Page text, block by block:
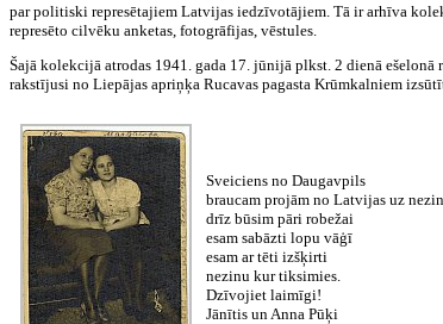
par politiski represētajiem Latvijas iedzīvotājiem. Tā ir arhīva
represēto cilvēku anketas, fotogrāfijas, vēstules.
Šajā kolekcijā atrodas 1941. gada 17. jūnijā plkst. 2 dienā ešelonā
rakstījusi no Liepājas apriņķa Rucavas pagasta Krūmkalniem
Sveiciens no Daugavpils
braucam projām no Latvijas uz
drīz būsim pāri robežai
esam sabāzti lopu vāģī
esam ar tēti izšķirti
nezinu kur tiksimies.
Dzīvojiet laimīgi!
Jānītis un Anna Pūķi